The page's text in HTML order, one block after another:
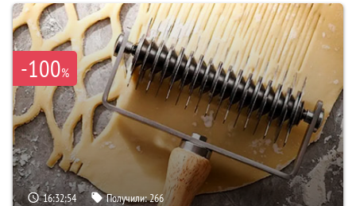
-100%
16:32:53 Получили:266